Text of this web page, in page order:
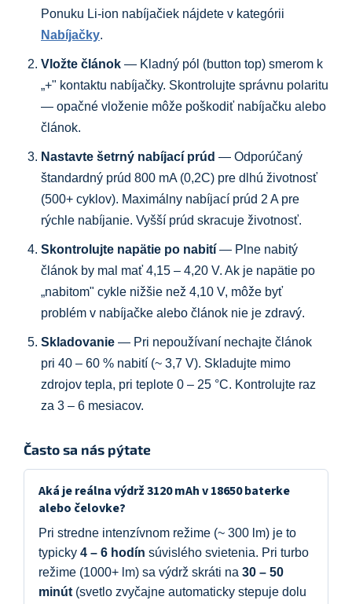
Ponuku Li-ion nabíjačiek nájdete v kategórii
Nabíjačky.
Vložte článok — Kladný pól (button top) smerom k
„+" kontaktu nabíjačky. Skontrolujte správnu polaritu
— opačné vloženie môže poškodiť nabíjačku alebo
článok.
Nastavte šetrný nabíjací prúd — Odporúčaný
štandardný prúd 800 mA (0,2C) pre dlhú životnosť
(500+ cyklov). Maximálny nabíjací prúd 2 A pre
rýchle nabíjanie. Vyšší prúd skracuje životnosť.
Skontrolujte napätie po nabití — Plne nabitý
článok by mal mať 4,15 – 4,20 V. Ak je napätie po
„nabitom" cykle nižšie než 4,10 V, môže byť
problém v nabíjačke alebo článok nie je zdravý.
Skladovanie — Pri nepoužívaní nechajte článok
pri 40 – 60 % nabití (~ 3,7 V). Skladujte mimo
zdrojov tepla, pri teplote 0 – 25 °C. Kontrolujte raz
za 3 – 6 mesiacov.
Často sa nás pýtate
Aká je reálna výdrž 3120 mAh v 18650 baterke
alebo čelovke?
Pri stredne intenzívnom režime (~ 300 lm) je to
typicky 4 – 6 hodín súvislého svietenia. Pri turbo
režime (1000+ lm) sa výdrž skráti na 30 – 50
minút (svetlo zvyčajne automaticky stepuje dolu